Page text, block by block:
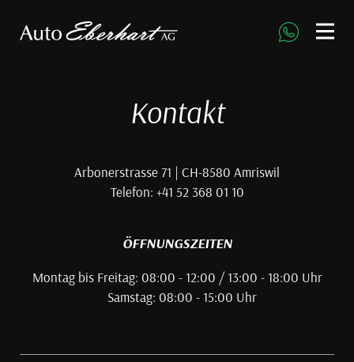
Kontakt
Arbonerstrasse 71 | CH-8580 Amriswil
Telefon: +41 52 368 01 10
ÖFFNUNGSZEITEN
Montag bis Freitag: 08:00 - 12:00 / 13:00 - 18:00 Uhr
Samstag: 08:00 - 15:00 Uhr